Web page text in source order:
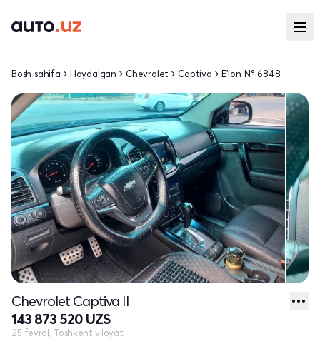
Bosh sahifa Haydalgan Chevrolet Captiva E'lon № 6848
Chevrolet Captiva II
143 873 520 UZS
25 fevral, Toshkent viloyati